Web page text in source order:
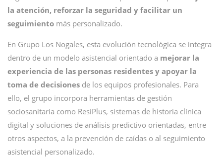
la atención, reforzar la seguridad y facilitar un
seguimiento más personalizado.
En Grupo Los Nogales, esta evolución tecnológica se integra
dentro de un modelo asistencial orientado a mejorar la
experiencia de las personas residentes y apoyar la
toma de decisiones de los equipos profesionales. Para
ello, el grupo incorpora herramientas de gestión
sociosanitaria como ResiPlus, sistemas de historia clínica
digital y soluciones de análisis predictivo orientadas, entre
otros aspectos, a la prevención de caídas o al seguimiento
asistencial personalizado.